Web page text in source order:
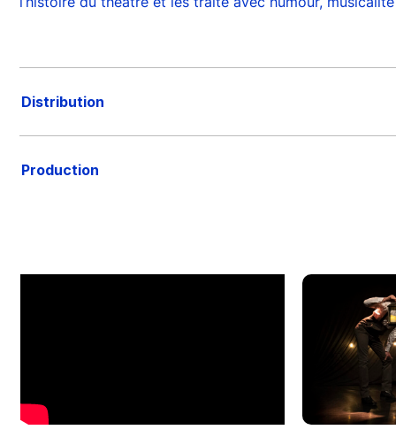
Distribution
Production